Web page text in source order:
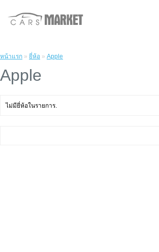
หน้าแรก » ยี่ห้อ » Apple
Apple
ไม่มียี่ห้อในรายการ.